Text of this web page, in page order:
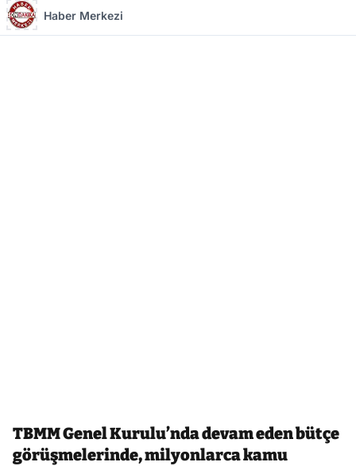
Haber Merkezi
TBMM Genel Kurulu’nda devam eden bütçe
görüşmelerinde, milyonlarca kamu